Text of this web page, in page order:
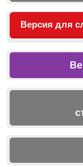
Версия для